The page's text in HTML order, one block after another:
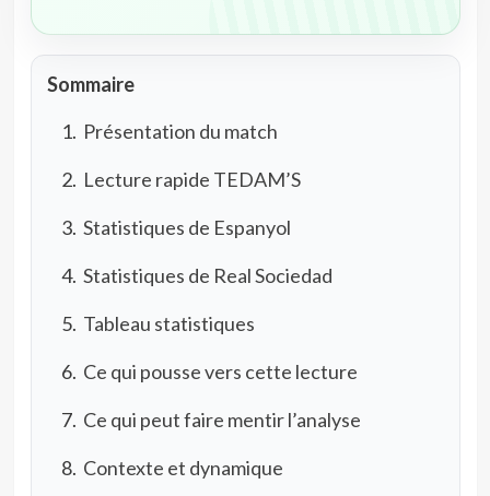
Sommaire
Présentation du match
Lecture rapide TEDAM’S
Statistiques de Espanyol
Statistiques de Real Sociedad
Tableau statistiques
Ce qui pousse vers cette lecture
Ce qui peut faire mentir l’analyse
Contexte et dynamique